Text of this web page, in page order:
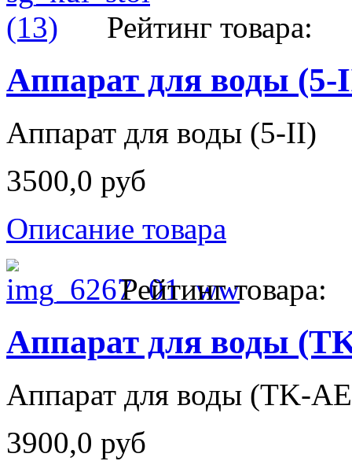
Рейтинг товара:
Аппарат для воды (5-
Аппарат для воды (5-II)
3500,0 руб
Описание товара
Рейтинг товара:
Аппарат для воды
Аппарат для воды (TK-
3900,0 руб